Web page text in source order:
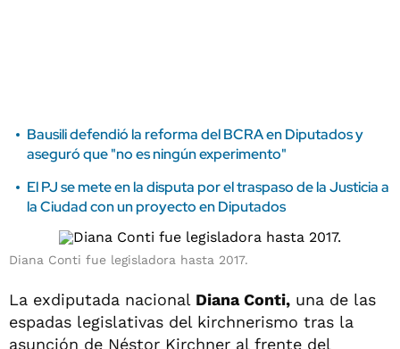
Bausili defendió la reforma del BCRA en Diputados y
aseguró que "no es ningún experimento"
El PJ se mete en la disputa por el traspaso de la Justicia a
la Ciudad con un proyecto en Diputados
Diana Conti fue legisladora hasta 2017.
La exdiputada nacional Diana Conti, una de las
espadas legislativas del kirchnerismo tras la
asunción de Néstor Kirchner al frente del